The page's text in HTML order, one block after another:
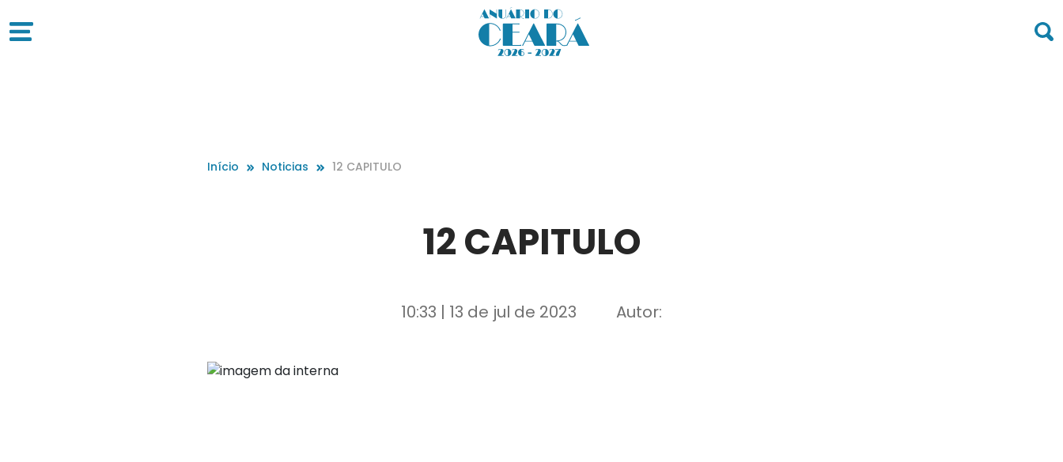
Início Noticias 12 CAPITULO
12 CAPITULO
10:33 | 13 de jul de 2023 Autor: